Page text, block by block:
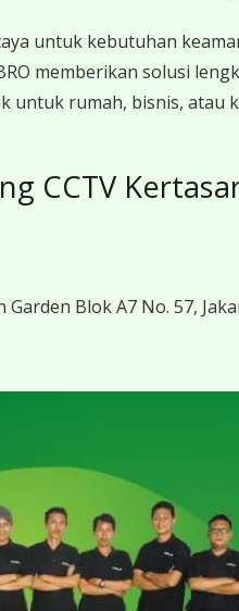
untuk kebutuhan
memberikan solusi
untuk rumah, bisnis, atau
CCTV
Garden Blok A7 No. 57,